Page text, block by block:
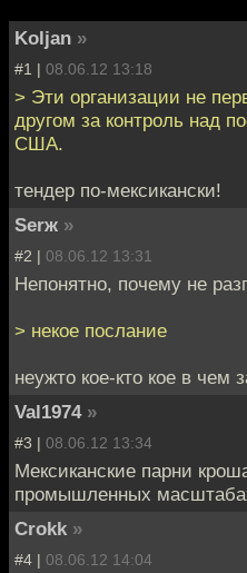
Koljan »
#1 | 08.06.12 13:18
> Эти организации не
другом за контроль над
США.
тендер по-мексикански!
Serж »
#2 | 08.06.12 13:31
Непонятно, почему не
> некое послание
неужто кое-кто кое в чем
Val1974 »
#3 | 08.06.12 13:34
Мексиканские парни
промышленных
Crokk »
#4 | 08.06.12 14:04